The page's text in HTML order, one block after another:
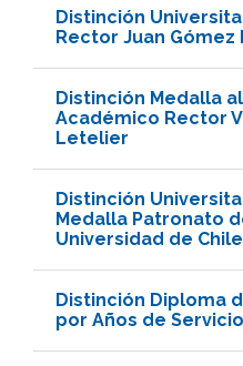
Distinción
Rector Juan Gómez
Distinción Medalla
Académico Rector
Letelier
Distinción
Medalla Patronato
Universidad de Chile
Distinción Diploma
por Años de Servicio